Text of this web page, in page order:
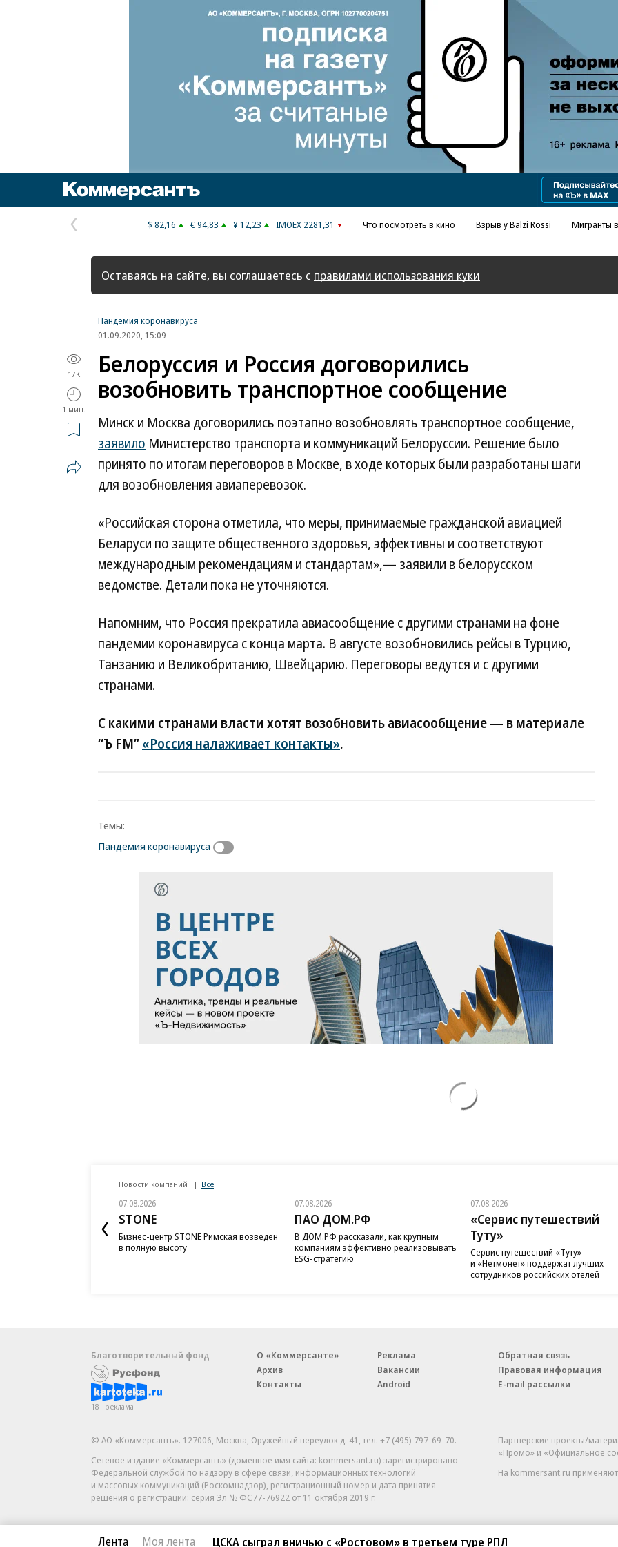
Реклама в «Ъ» www.kommersant.ru/ad
Предыдущая
страница
$ 82,16 € 94,83 ¥ 12,23 IMOEX 2281,31 Что посмотреть в кино Взрыв у Balzi Rossi Мигранты
Оставаясь на сайте, вы соглашаетесь с правилами использования куки
Пандемия коронавируса
01.09.2020, 15:09
17K
1 мин.
Белоруссия и Россия договорились
возобновить транспортное сообщение
Минск и Москва договорились поэтапно возобновлять транспортное сообщение,
заявило Министерство транспорта и коммуникаций Белоруссии. Решение было
принято по итогам переговоров в Москве, в ходе которых были разработаны шаги
для возобновления авиаперевозок.
«Российская сторона отметила, что меры, принимаемые гражданской авиацией
Беларуси по защите общественного здоровья, эффективны и соответствуют
международным рекомендациям и стандартам»,— заявили в белорусском
ведомстве. Детали пока не уточняются.
Напомним, что Россия прекратила авиасообщение с другими странами на фоне
пандемии коронавируса с конца марта. В августе возобновились рейсы в Турцию,
Танзанию и Великобританию, Швейцарию. Переговоры ведутся и с другими
странами.
С какими странами власти хотят возобновить авиасообщение — в материале
“Ъ FM”«Россия налаживает контакты».
Темы:
Пандемия коронавируса
Новости компаний Все
07.08.2026
STONE
Бизнес-центр STONE Римская возведен
в полную высоту
07.08.2026
ПАО ДОМ.РФ
В ДОМ.РФ рассказали, как крупным
компаниям эффективно реализовывать
ESG-стратегию
07.08.2026
«Сервис путешествий
Туту»
Сервис путешествий «Туту»
и «Нетмонет» поддержат лучших
сотрудников российских отелей
Лента Моя лента ЦСКА сыграл вничью с «Ростовом» в третьем туре РПЛ
Благотворительный фонд
18+ реклама
О «Коммерсанте»
Архив
Контакты
Реклама
Вакансии
Android
Обратная связь
Правовая информация
E-mail рассылки
© АО «Коммерсантъ». 127006, Москва, Оружейный переулок д. 41,тел. +7 (495) 797-69-70.
Сетевое издание «Коммерсантъ» (доменное имя сайта: kommersant.ru) зарегистрировано
Федеральной службой по надзору в сфере связи, информационных технологий
и массовых коммуникаций (Роскомнадзор), регистрационный номер и дата принятия
решения о регистрации: серия Эл № ФС77-76922 от 11 октября 2019 г.
Партнерские проекты/
«Промо» и «Официальное
На kommersant.ru